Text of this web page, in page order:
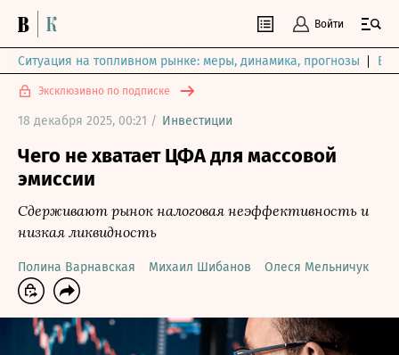
Войти
Ситуация на топливном рынке: меры, динамика, прогнозы
Эксклюзивно по подписке
18 декабря 2025, 00:21 / Инвестиции
Чего не хватает ЦФА для массовой
эмиссии
Сдерживают рынок налоговая неэффективность и
низкая ликвидность
Полина Варнавская Михаил Шибанов Олеся Мельничук